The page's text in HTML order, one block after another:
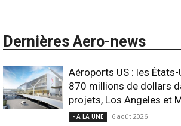
Dernières Aero-news
Aéroports US : les
870 millions de dollars
projets, Los Angeles et
- A LA UNE 6 août 2026